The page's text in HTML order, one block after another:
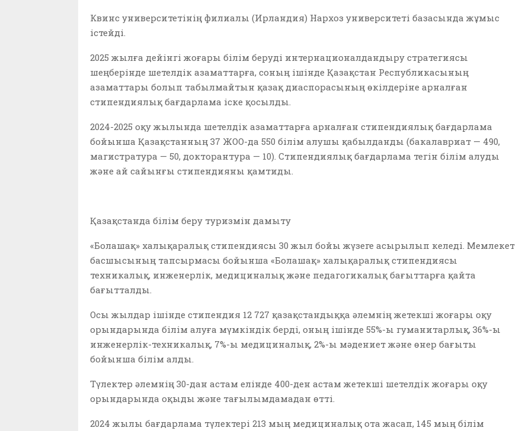
Квинс университетінің филиалы (Ирландия) Нархоз университеті базасында жұмыс
істейді.
2025 жылға дейінгі жоғары білім беруді интернационалдандыру стратегиясы
шеңберінде шетелдік азаматтарға, соның ішінде Қазақстан Республикасының
азаматтары болып табылмайтын қазақ диаспорасының өкілдеріне арналған
стипендиялық бағдарлама іске қосылды.
2024-2025 оқу жылында шетелдік азаматтарға арналған стипендиялық бағдарлама
бойынша Қазақстанның 37 ЖОО-да 550 білім алушы қабылданды (бакалавриат — 490,
магистратура — 50, докторантура — 10). Стипендиялық бағдарлама тегін білім алуды
және ай сайынғы стипендияны қамтиды.
Қазақстанда білім беру туризмін дамыту
«Болашақ» халықаралық стипендиясы 30 жыл бойы жүзеге асырылып келеді. Мемлекет
басшысының тапсырмасы бойынша «Болашақ» халықаралық стипендиясы
техникалық, инженерлік, медициналық және педагогикалық бағыттарға қайта
бағытталды.
Осы жылдар ішінде стипендия 12 727 қазақстандыққа әлемнің жетекші жоғары оқу
орындарында білім алуға мүмкіндік берді, оның ішінде 55%-ы гуманитарлық, 36%-ы
инженерлік-техникалық, 7%-ы медициналық, 2%-ы мәдениет және өнер бағыты
бойынша білім алды.
Түлектер әлемнің 30-дан астам елінде 400-ден астам жетекші шетелдік жоғары оқу
орындарында оқыды және тағылымдамадан өтті.
2024 жылы бағдарлама түлектері 213 мың медициналық ота жасап, 145 мың білім